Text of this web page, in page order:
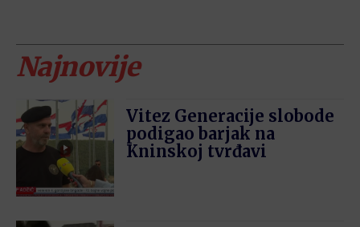
Najnovije
Vitez Generacije slobode
podigao barjak na
Kninskoj tvrđavi